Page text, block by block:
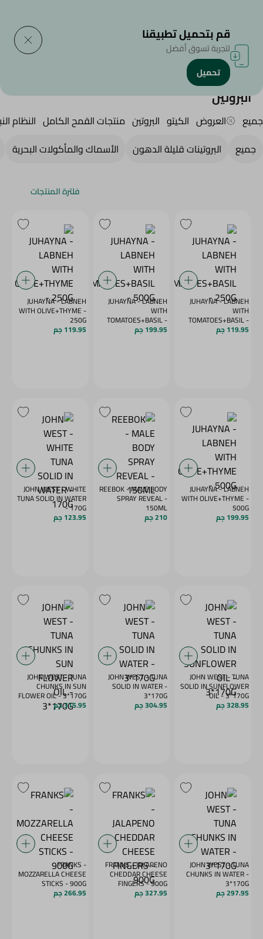
الرئيسية /
Diets البروتين
البروتين
جميع العروض الكيتو البروتين منتجات القمح الكامل النظام
جميع
البروتينات قليلة الدهون الأسماك والمأكولات البحرية
فلترة المنتجات
JUHAYNA - LABNEH
WITH
TOMATOES+BASIL -
250G
119.95 جم
JUHAYNA - LABNEH
WITH
TOMATOES+BASIL -
500G
199.95 جم
JUHAYNA - LABNEH
WITH OLIVE+THYME -
250G
119.95 جم
JUHAYNA - LABNEH
WITH OLIVE+THYME -
500G
199.95 جم
REEBOK - MALE BODY
SPRAY REVEAL -
150ML
210 جم
JOHN WEST - WHITE
TUNA SOLID IN WATER
- 170G
123.95 جم
JOHN WEST - TUNA
SOLID IN SUNFLOWER
OIL - 3*170G
328.95 جم
JOHN WEST - TUNA
SOLID IN WATER -
3*170G
304.95 جم
JOHN WEST - TUNA
CHUNKS IN SUN
FLOWER OIL - 3*170G
315.95 جم
JOHN WEST - TUNA
CHUNKS IN WATER -
3*170G
297.95 جم
FRANKS - JALAPENO
CHEDDAR CHEESE
FINGERS - 900G
327.95 جم
FRANKS -
MOZZARELLA CHEESE
STICKS - 900G
266.95 جم
قم بتحميل تطبيقنا
لتجربة تسوق أفضل
تحميل